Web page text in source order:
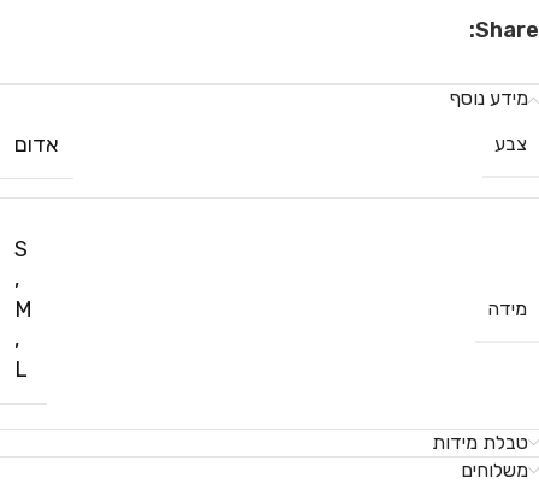
Share:
מידע נוסף
צבע
אדום
מידה
S
,
M
,
L
טבלת מידות
משלוחים